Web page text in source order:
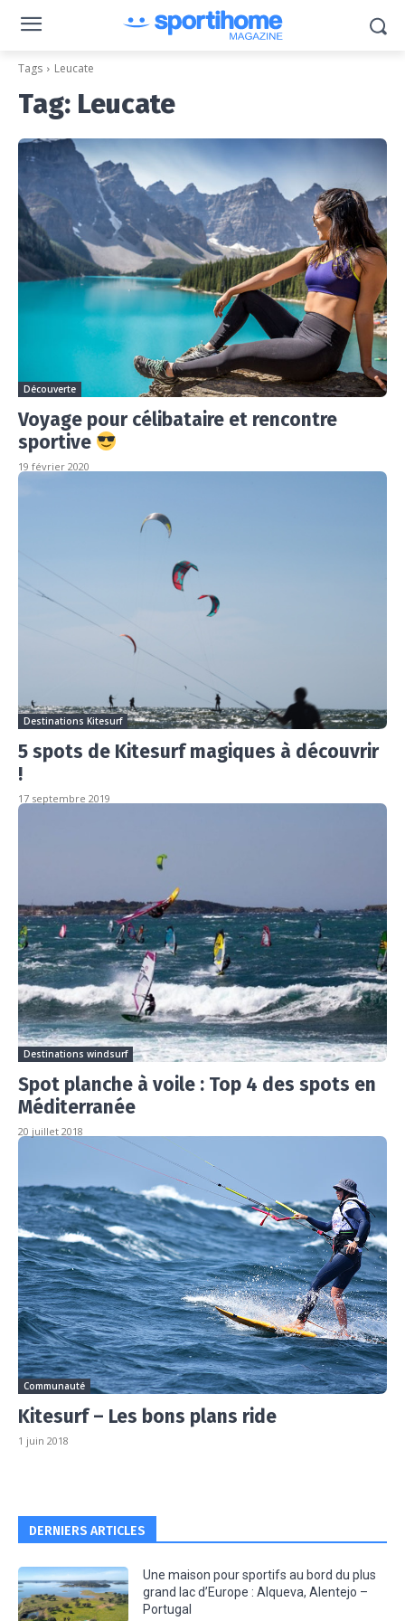
Tags Leucate
Tag: Leucate
Découverte
Voyage pour célibataire et rencontre
sportive
19 février 2020
Destinations Kitesurf
5 spots de Kitesurf magiques à découvrir
!
17 septembre 2019
Destinations windsurf
Spot planche à voile : Top 4 des spots en
Méditerranée
20 juillet 2018
Communauté
Kitesurf – Les bons plans ride
1 juin 2018
DERNIERS ARTICLES
Une maison pour sportifs au bord du plus
grand lac d’Europe : Alqueva, Alentejo –
Portugal